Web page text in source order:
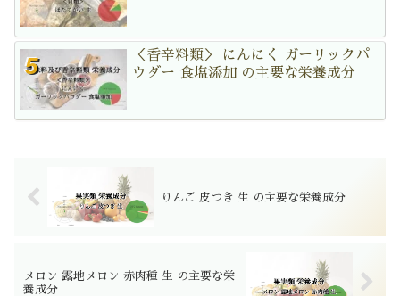
＜香辛料類＞ にんにく ガーリックパ
ウダー 食塩添加 の主要な栄養成分
りんご 皮つき 生 の主要な栄養成分
メロン 露地メロン 赤肉種 生 の主要な栄
養成分